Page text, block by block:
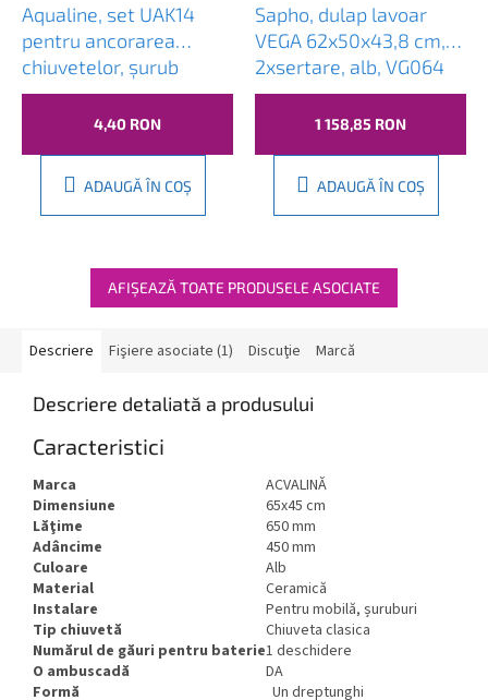
Aqualine, set UAK14
pentru ancorarea
chiuvetelor, șurub
10x120, 40017
4,40 RON
ADAUGĂ ÎN COŞ
Sapho, dulap lavoar
VEGA 62x50x43,8 cm,
2xsertare, alb, VG064
1 158,85 RON
ADAUGĂ ÎN COŞ
AFIŞEAZĂ TOATE PRODUSELE ASOCIATE
Descriere Fişiere asociate (1) Discuţie Marcă
Descriere detaliată a produsului
Caracteristici
Marca
ACVALINĂ
Dimensiune
65x45 cm
Lăţime
650 mm
Adâncime
450 mm
Culoare
Alb
Material
Ceramică
Instalare
Pentru mobilă, șuruburi
Tip chiuvetă
Chiuveta clasica
Numărul de găuri pentru baterie1 deschidere
O ambuscadă
DA
Formă
Un dreptunghi